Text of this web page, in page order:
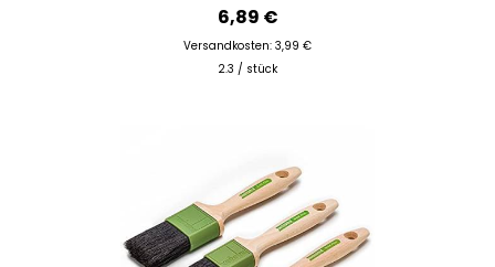
6,89 €
Versandkosten: 3,99 €
2.3 / stück